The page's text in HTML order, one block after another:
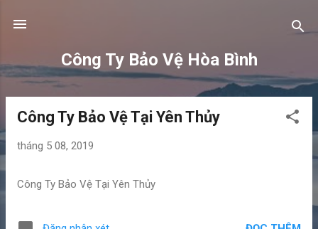
Công Ty Bảo Vệ Hòa Bình
Công Ty Bảo Vệ Tại Yên Thủy
tháng 5 08, 2019
Công Ty Bảo Vệ Tại Yên Thủy